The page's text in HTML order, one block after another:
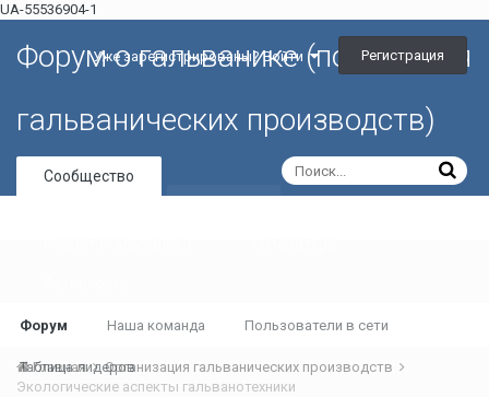
UA-55536904-1
Форум о гальванике (портал для
гальванических производств)
Уже зарегистрированы? Войти Регистрация
Сообщество
Форум Наша команда Пользователи в сети
Таблица лидеров
Главная
Организация гальванических производств
Экологические аспекты гальванотехники